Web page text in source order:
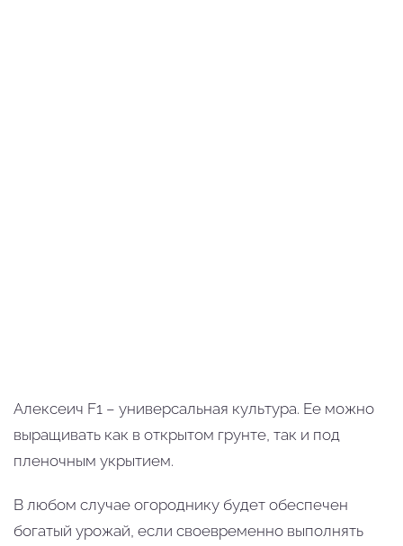
Алексеич F1 – универсальная культура. Ее можно
выращивать как в открытом грунте, так и под
пленочным укрытием.
В любом случае огороднику будет обеспечен
богатый урожай, если своевременно выполнять